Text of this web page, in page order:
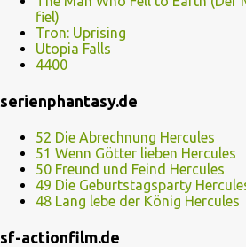
fiel)
Tron: Uprising
Utopia Falls
4400
serienphantasy.de
52 Die Abrechnung Hercules
51 Wenn Götter lieben Hercules
50 Freund und Feind Hercules
49 Die Geburtstagsparty
48 Lang lebe der König Hercules
sf-actionfilm.de